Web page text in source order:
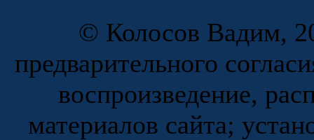
© Колосов Вадим,
предварительного
воспроизведение,
материалов сайта;